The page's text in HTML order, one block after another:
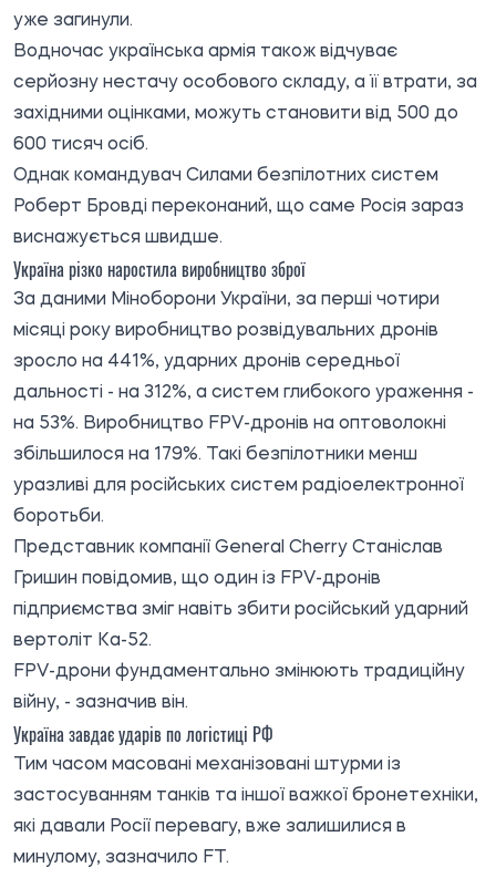
уже загинули.
Водночас українська армія також відчуває
серйозну нестачу особового складу, а її втрати, за
західними оцінками, можуть становити від 500 до
600 тисяч осіб.
Однак командувач Силами безпілотних систем
Роберт Бровді переконаний, що саме Росія зараз
виснажується швидше.
Україна різко наростила виробництво зброї
За даними Міноборони України, за перші чотири
місяці року виробництво розвідувальних дронів
зросло на 441%, ударних дронів середньої
дальності - на 312%, а систем глибокого ураження -
на 53%. Виробництво FPV-дронів на оптоволокні
збільшилося на 179%. Такі безпілотники менш
уразливі для російських систем радіоелектронної
боротьби.
Представник компанії General Cherry Станіслав
Гришин повідомив, що один із FPV-дронів
підприємства зміг навіть збити російський ударний
вертоліт Ка-52.
FPV-дрони фундаментально змінюють традиційну
війну, - зазначив він.
Україна завдає ударів по логістиці РФ
Тим часом масовані механізовані штурми із
застосуванням танків та іншої важкої бронетехніки,
які давали Росії перевагу, вже залишилися в
минулому, зазначило FT.